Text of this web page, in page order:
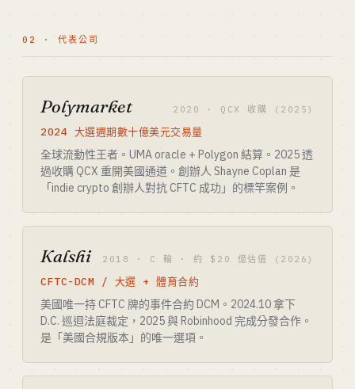
02 · 代表公司
Polymarket 2020 · QCX 收購 (2025)
2024 大選週期數十億美元交易量
全球流動性王者。UMA oracle + Polygon 結算。2025 透
過收購 QCX 重開美國通道。創辦人 Shayne Coplan 是
「indie crypto 創辦人對抗 CFTC 成功」的標竿案例。
Kalshi 2018 · C 輪 · 約 $20 億估值 (2026)
CFTC-DCM / 大選 + 體育合約
美國唯一持 CFTC 牌的事件合約 DCM。2024.10 拿下
D.C. 巡迴法庭裁定，2025 與 Robinhood 完成分發合作。
是「美國合規版本」的唯一選項。